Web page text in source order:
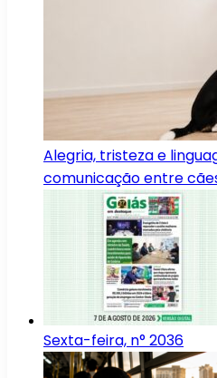
Alegria, tristeza e
comunicação entre
Sexta-feira, n° 2036